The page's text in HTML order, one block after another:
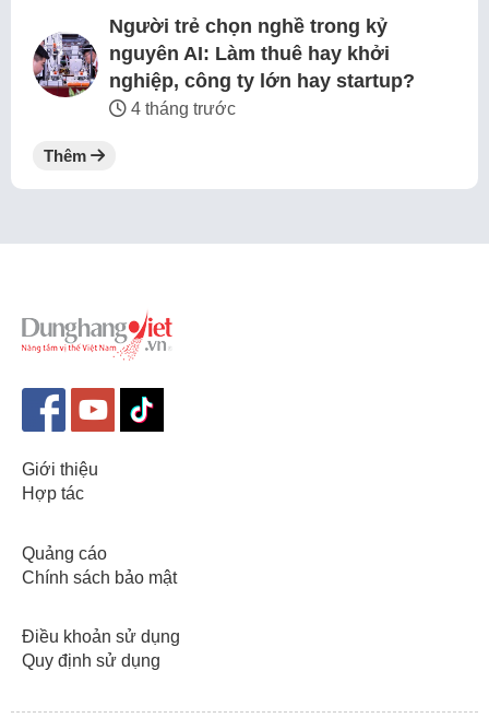
Người trẻ chọn nghề trong kỷ
nguyên AI: Làm thuê hay khởi
nghiệp, công ty lớn hay startup?
4 tháng trước
Thêm
Giới thiệu
Hợp tác
Quảng cáo
Chính sách bảo mật
Điều khoản sử dụng
Quy định sử dụng